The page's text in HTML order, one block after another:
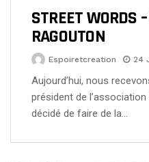
STREET WORDS
RAGOUTON
Espoiretcreation 24
Aujourd’hui, nous
président de
décidé de faire de la…